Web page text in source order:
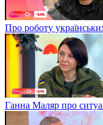
Про роботу
Ганна Маляр про